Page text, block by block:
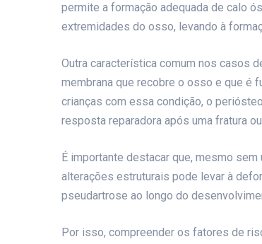
permite a formação adequada de calo
extremidades do osso, levando à
Outra característica comum nos casos
membrana que recobre o osso e que é
crianças com essa condição, o
resposta reparadora após uma fratura
É importante destacar que, mesmo
alterações estruturais pode levar à
pseudartrose ao longo do
Por isso, compreender os fatores de